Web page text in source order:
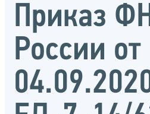
Приказ
России от